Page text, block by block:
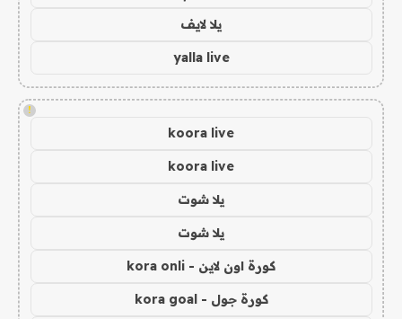
يلا لايف
yalla live
!
koora live
koora live
يلا شوت
يلا شوت
كورة اون لاين - kora onli
كورة جول - kora goal